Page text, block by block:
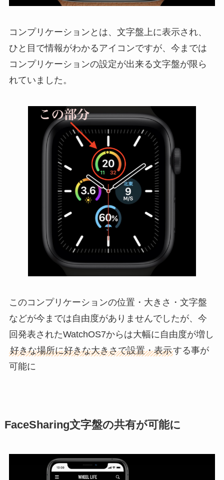
コンプリケーションとは、文字盤上に表示され、
ひと目で情報がわかるアイコンですが、今までは
コンプリケーションの設定が出来る文字盤が限ら
れていました。
このコンプリケーションの位置・大きさ・文字盤
などが今までは自由度がありませんでしたが、今
回発表されたWatchOS7からは大幅に自由度が増し
好きな場所に好きな大きさで設置・表示する事が
可能に
FaceSharing文字盤の共有が可能に